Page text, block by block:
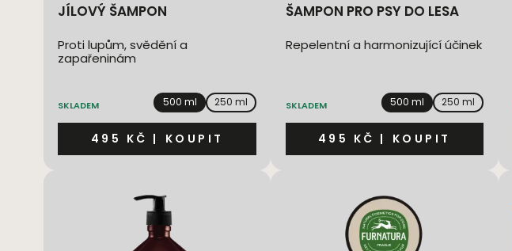
JÍLOVÝ ŠAMPON
Proti lupům, svědění a
zapařeninám
SKLADEM 500 ml 250 ml
495 KČ | KOUPIT
ŠAMPON PRO PSY DO LESA
Repelentní a harmonizující účinek
SKLADEM 500 ml 250 ml
495 KČ | KOUPIT